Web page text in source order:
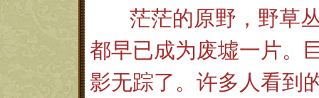
茫茫的原野，野草
都早已成为废墟一片。
影无踪了。许多人看到